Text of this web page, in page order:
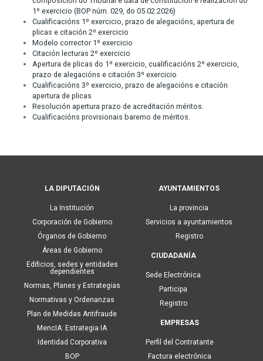
1º exercicio (BOP núm. 029, do 05.02.2026)
Cualificacións 1º exercicio, prazo de alegacións, apertura de
plicas e citación 2º exercicio
Modelo corrector 1º exercicio
Citación lecturas 2º exercicio
Apertura de plicas do 1º exercicio, cualificacións 2º exercicio,
prazo de alegacións e citación 3º exercicio
Cualificacións 3º exercicio, prazo de alegacións e citación
apertura de plicas
Resolución apertura prazo de acreditación méritos.
Cualificacións provisionais baremo de méritos.
navigation
LA DIPUTACIÓN
La Institución
Corporación de Gobierno
Órganos de Gobierno
Áreas de Gobierno
Edificios, sedes y entidades
dependientes
Normas, Planes y Estrategias
Normativas y Ordenanzas
Plan de Medidas Antifraude
MencIA: Estrategia IA
Identidad Corporativa
BOP
AYUNTAMIENTOS
La provincia
Servicios a ayuntamientos
Registro
CIUDADANÍA
Sede Electrónica
Participa
Registro
EMPRESAS
Perfil del Contratante
Factura electrónica